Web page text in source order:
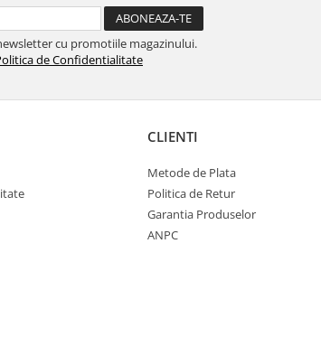
cu promotiile magazinului.
de Confidentialitate
CLIENTI
Metode de Plata
Politica de Retur
Garantia Produselor
ANPC